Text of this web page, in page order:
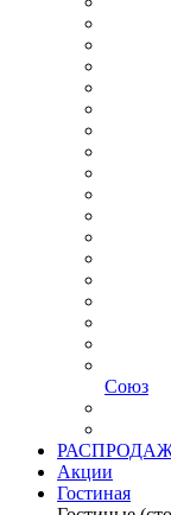
Союз
Акции
Гостиная